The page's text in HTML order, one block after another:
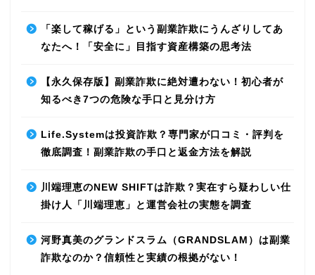
「楽して稼げる」という副業詐欺にうんざりしてあ
なたへ！「安全に」目指す資産構築の思考法
【永久保存版】副業詐欺に絶対遭わない！初心者が
知るべき7つの危険な手口と見分け方
Life.Systemは投資詐欺？専門家が口コミ・評判を
徹底調査！副業詐欺の手口と返金方法を解説
川端理恵のNEW SHIFTは詐欺？実在すら疑わしい仕
掛け人「川端理恵」と運営会社の実態を調査
河野真美のグランドスラム（GRANDSLAM）は副業
詐欺なのか？信頼性と実績の根拠がない！